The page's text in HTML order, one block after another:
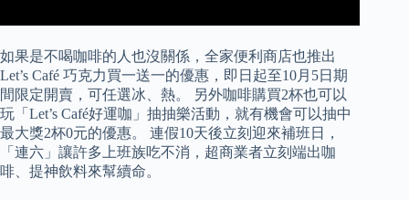
如果是不喝咖啡的人也沒關係，全家便利商店也推出
Let’s Café 巧克力買一送一的優惠，即日起至10月5日期
間限定開賣，可任選冰、熱。 另外咖啡購買2杯也可以
玩「Let’s Café好運咖」抽抽樂活動，就有機會可以抽中
最大獎2杯0元的優惠。 連假10天後立刻迎來補班日，
「連六」讓許多上班族吃不消，超商業者立刻端出咖
啡、提神飲料來幫續命。